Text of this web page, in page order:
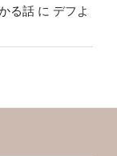
る話 に デフよ